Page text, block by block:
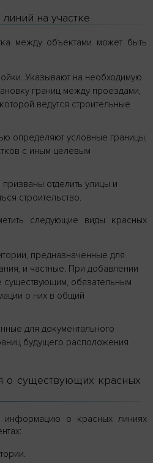
на участке
между объектами может быть
Указывают на необходимую
границ между проездами,
ведутся строительные
определяют условные границы,
с иным целевым
отделить улицы и
строительство.
следующие виды красных
предназначенные для
и частные. При добавлении
обязательным
о них в общий
для документального
будущего расположения
о существующих красных
информацию о красных линиях